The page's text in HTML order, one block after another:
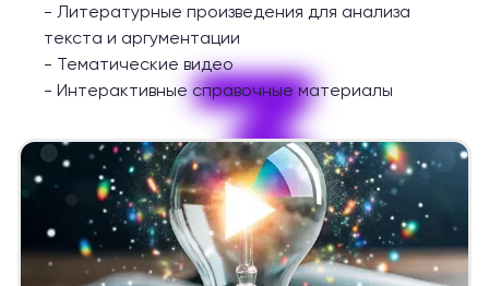
3
- Литературные произведения для анализа
текста и аргументации
- Тематические видео
- Интерактивные справочные материалы